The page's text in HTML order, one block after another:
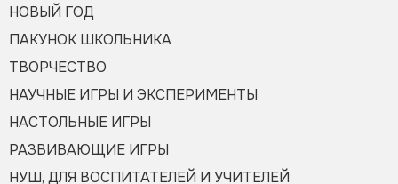
НОВЫЙ ГОД
ПАКУНОК ШКОЛЬНИКА
ТВОРЧЕСТВО
НАУЧНЫЕ ИГРЫ И ЭКСПЕРИМЕНТЫ
НАСТОЛЬНЫЕ ИГРЫ
РАЗВИВАЮЩИЕ ИГРЫ
НУШ, ДЛЯ ВОСПИТАТЕЛЕЙ И УЧИТЕЛЕЙ